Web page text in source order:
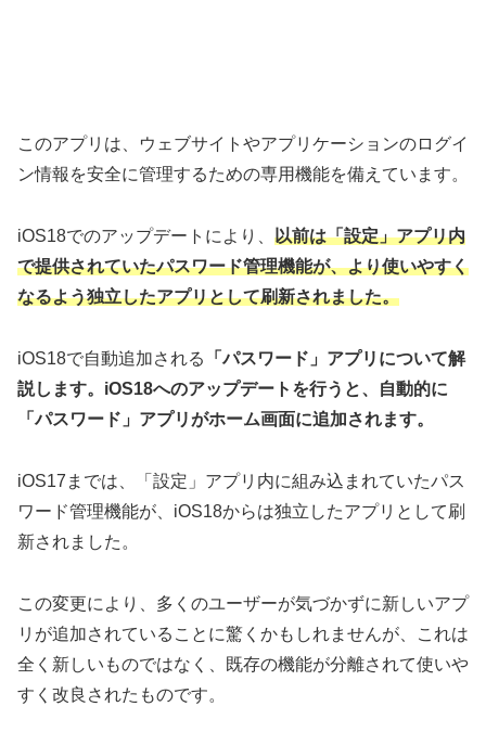
このアプリは、ウェブサイトやアプリケーションのログイ
ン情報を安全に管理するための専用機能を備えています。
iOS18でのアップデートにより、 以前は「設定」アプリ内
で提供されていたパスワード管理機能が、より使いやすく
なるよう独立したアプリとして刷新されました。
iOS18で自動追加される
「パスワード」アプリについて解
説します。iOS18へのアップデートを行うと、自動的に
「パスワード」アプリがホーム画面に追加されます。
iOS17までは、「設定」アプリ内に組み込まれていたパス
ワード管理機能が、iOS18からは独立したアプリとして刷
新されました。
この変更により、多くのユーザーが気づかずに新しいアプ
リが追加されていることに驚くかもしれませんが、これは
全く新しいものではなく、既存の機能が分離されて使いや
すく改良されたものです。